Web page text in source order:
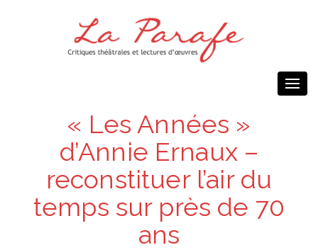
« Les Années »
d’Annie Ernaux –
reconstituer l’air du
temps sur près de 70
ans